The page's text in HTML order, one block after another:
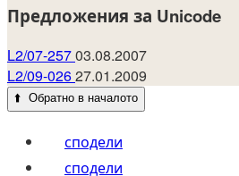
Предложения за Unicode
L2/07-25703.08.2007
L2/09-02627.01.2009
⬆️ Обратно в началото
сподели
сподели